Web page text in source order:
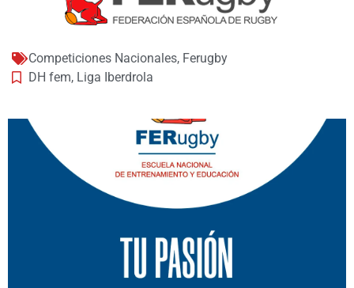
Competiciones Nacionales, Ferugby
DH fem, Liga Iberdrola